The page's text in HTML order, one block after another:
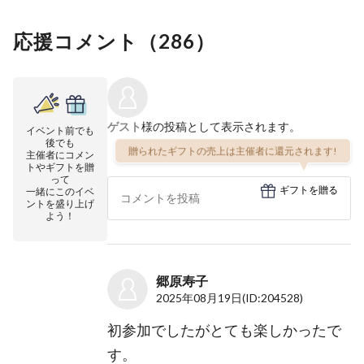
応援コメント（286）
イベント前でも
後でも
主催者にコメン
トやギフトを贈
って
一緒にこのイベ
ントを盛り上げ
よう！
ゲスト様の投稿として表示されます。
贈られたギフトの売上は主催者に還元されます!
ギフトを贈る
郷原寿子
2025年08月19日(ID:204528)
初参加でしたがとても楽しかったで
す。